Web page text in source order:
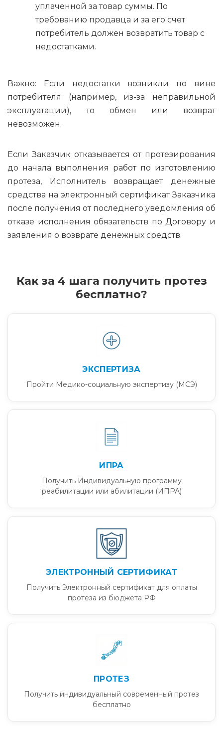
уплаченной за товар суммы. По
требованию продавца и за его счет
потребитель должен возвратить товар с
недостатками.
Важно: Если недостатки возникли по вине
потребителя (например, из-за неправильной
эксплуатации), то обмен или возврат
невозможен.
Если Заказчик отказывается от протезирования
до начала выполнения работ по изготовлению
протеза, Исполнитель возвращает денежные
средства на электронный сертификат Заказчика
после получения от последнего уведомления об
отказе исполнения обязательств по Договору и
заявления о возврате денежных средств.
Как за 4 шага получить протез
бесплатно?
ЭКСПЕРТИЗА
Пройти Медико-социальную экспертизу (МСЭ)
ИПРА
Получить Индивидуальную программу
реабилитации или абилитации (ИПРА)
ЭЛЕКТРОННЫЙ СЕРТИФИКАТ
Получить Электронный сертификат для оплаты
протеза из бюджета РФ
ПРОТЕЗ
Получить индивидуальный современный протез
бесплатно